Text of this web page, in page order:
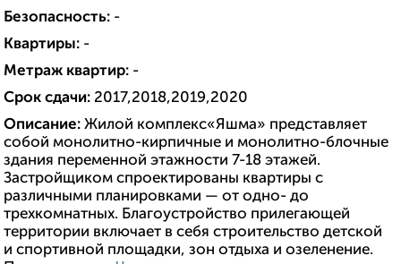
Безопасность: -
Квартиры: -
Метраж квартир: -
Срок сдачи: 2017,2018,2019,2020
Описание: Жилой комплекс«Яшма» представляет
собой монолитно-кирпичные и монолитно-блочные
здания переменной этажности 7-18 этажей.
Застройщиком спроектированы квартиры с
различными планировками — от одно- до
трехкомнатных. Благоустройство прилегающей
территории включает в себя строительство детской
и спортивной площадки, зон отдыха и озеленение.